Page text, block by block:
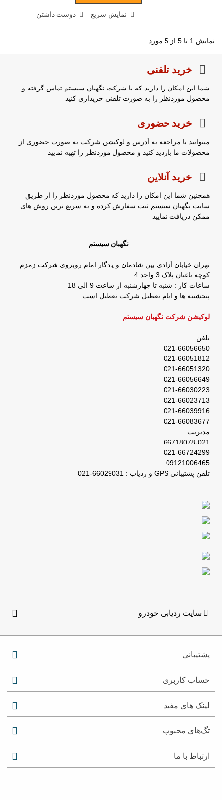
نمایش سریع دوست داشتن
نمایش 1 تا 5 از 5 مورد
خرید تلفنی
شما این امکان را دارید که با شرکت نگهبان سیستم تماس گرفته و
محصول موردنظر را به صورت تلفنی خریداری کنید
خرید حضوری
میتوانید با مراجعه به آدرس و لوکیشن شرکت به صورت حضوری از
محصولات ما بازدید کنید و محصول موردنظر را تهیه نمایید
خرید آنلاین
همچنین شما این امکان را دارید که محصول موردنظر را از طریق
سایت نگهبان سیستم ثبت سفارش کرده و به سریع ترین روش های
ممکن دریافت نمایید
نگهبان سیستم
تهران خیابان آزادی بین شادمان و یادگار امام روبروی شرکت زمزم
کوچه باغبان پلاک 3 واحد 4
ساعات کار : شنبه تا چهارشنبه از ساعت 9 الی 18
پنجشنبه ها و ایام تعطیل شرکت تعطیل است.
لوکیشن شرکت نگهبان سیستم
تلفن:
021-66056650
021-66051812
021-66051320
021-66056649
021-66030223
021-66023713
021-66039916
021-66083677
مدیریت :
66718078-021
021-66724299
09121006465
تلفن پشتیبانی GPS و ردیاب : 66029031-021
سایت ردیابی خودرو
پشتیبانی
حساب کاربری
لینک های مفید
تگ‌های محبوب
ارتباط با ما